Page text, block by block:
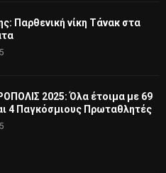
Παρθενική νίκη Τάνακ στα
2025: Όλα έτοιμα με 69
4 Παγκόσμιους Πρωταθλητές